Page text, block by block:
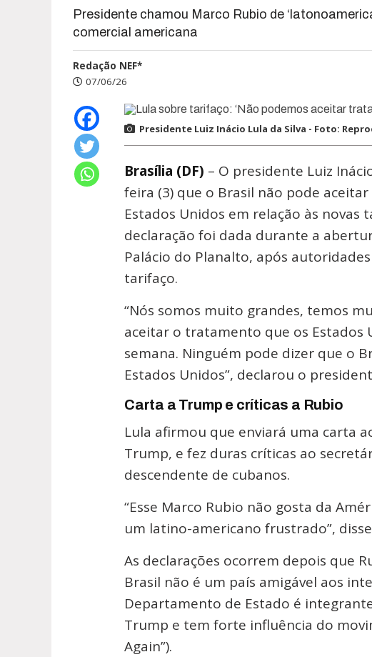
Presidente chamou Marco Rubio de
comercial americana
Redação NEF*
07/06/26
Presidente Luiz Inácio Lula da Silva - Foto:
Brasília (DF) – O presidente Luiz
feira (3) que o Brasil não pode
Estados Unidos em relação às
declaração foi dada durante a
Palácio do Planalto, após
tarifaço.
“Nós somos muito grandes, temos
aceitar o tratamento que os Estados
semana. Ninguém pode dizer que o
Estados Unidos”, declarou o
Carta a Trump e críticas a Rubio
Lula afirmou que enviará uma carta
Trump, e fez duras críticas ao
descendente de cubanos.
“Esse Marco Rubio não gosta da
um latino-americano frustrado”,
As declarações ocorrem depois que
Brasil não é um país amigável aos
Departamento de Estado é
Trump e tem forte influência do
Again”).